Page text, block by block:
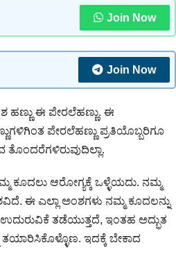
Join Now
Join Now
ಹಣ್ಣು ಈ ಪೇರಲೆಹಣ್ಣು. ಈ
ಪೇರಲೆಹಣ್ಣು ಪ್ರತಿಯೊಬ್ಬರಿಗೂ
ತೊಂದರೆಗಳಿರುವುದಿಲ್ಲಾ.
ಆರೋಗ್ಯಕ್ಕೆ ಒಳ್ಳೆಯದು. ನಮ್ಮ
ಈ ಎಲ್ಲಾ ಅಂಶಗಳು ನಮ್ಮ ಕೂದಲನ್ನು
ತಡೆಯುತ್ತದೆ, ಇಂತಹ ಅದ್ಭುತ
ಇದಕ್ಕೆ ಬೇಕಾದ